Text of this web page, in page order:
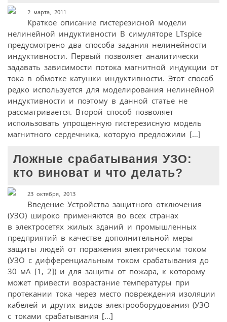
2 марта, 2011
Краткое описание гистерезисной модели
нелинейной индуктивности В симуляторе LTspice
предусмотрено два способа задания нелинейности
индуктивности. Первый позволяет аналитически
задавать зависимости потока магнитной индукции от
тока в обмотке катушки индуктивности. Этот способ
редко используется для моделирования нелинейной
индуктивности и поэтому в данной статье не
рассматривается. Второй способ позволяет
использовать упрощенную гистерезисную модель
магнитного сердечника, которую предложили […]
Ложные срабатывания УЗО:
кто виноват и что делать?
23 октября, 2013
Введение Устройства защитного отключения
(УЗО) широко применяются во всех странах
в электросетях жилых зданий и промышленных
предприятий в качестве дополнительной меры
защиты людей от поражения электрическим током
(УЗО с дифференциальным током срабатывания до
30 мА [1, 2]) и для защиты от пожара, к которому
может привести возрастание температуры при
протекании тока через место повреждения изоляции
кабелей и других видов электрооборудования (УЗО
с токами срабатывания […]